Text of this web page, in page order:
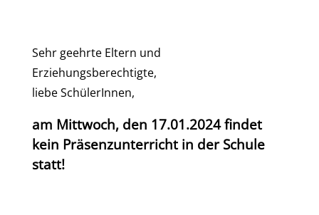
Sehr geehrte Eltern und
Erziehungsberechtigte,
liebe SchülerInnen,
am Mittwoch, den 17.01.2024 findet
kein Präsenzunterricht in der Schule
statt!